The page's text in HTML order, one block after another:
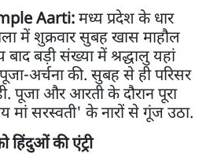
Aarti:मध्य प्रदेश के धार
में शुक्रवार सुबह खास माहौल
बड़ी संख्या में श्रद्धालु यहां
अर्चना की. सुबह से ही परिसर
पूजा और आरती के दौरान पूरा
मां सरस्वती' के नारों से गूंज उठा.
हिंदुओं की एंट्री